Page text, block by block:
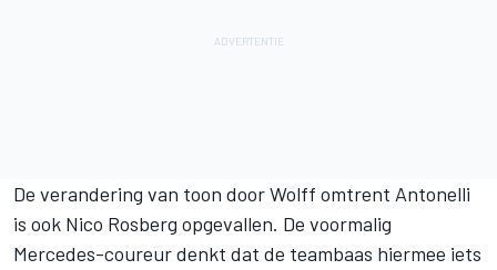
De verandering van toon door Wolff omtrent Antonelli
is ook Nico Rosberg opgevallen. De voormalig
Mercedes-coureur denkt dat de teambaas hiermee iets